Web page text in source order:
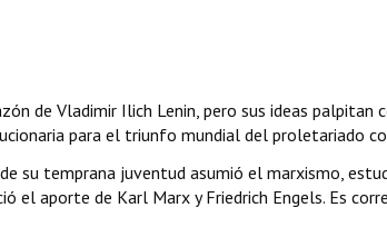
de Vladimir Ilich Lenin, pero sus ideas palpitan
para el triunfo mundial del proletariado
su temprana juventud asumió el marxismo,
el aporte de Karl Marx y Friedrich Engels. Es